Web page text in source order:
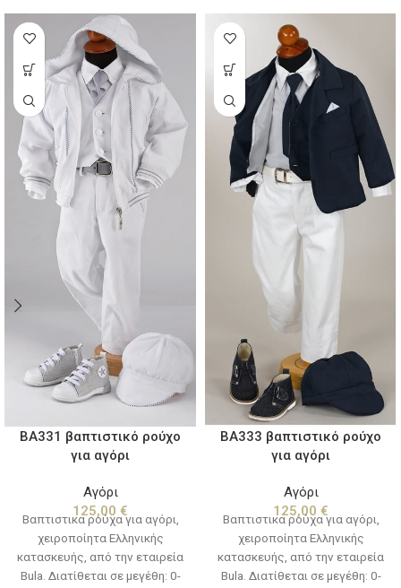
BA331 βαπτιστικό ρούχο
για αγόρι
Αγόρι
125,00 €
Βαπτιστικα ρούχα για αγόρι,
χειροποίητα Ελληνικής
κατασκευής, από την εταιρεία
Bula. Διατίθεται σε μεγέθη: 0-
BA333 βαπτιστικό ρούχο
για αγόρι
Αγόρι
125,00 €
Βαπτιστικα ρούχα για αγόρι,
χειροποίητα Ελληνικής
κατασκευής, από την εταιρεία
Bula. Διατίθεται σε μεγέθη: 0-